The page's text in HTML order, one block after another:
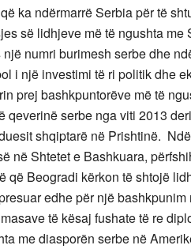
ka ndërmarrë Serbia për të
së lidhjeve më të ngushta
numri burimesh serbe dhe
i një investimi të ri politik dhe
prej bashkpuntorëve më të
qeverinë serbe nga viti 2013
shqiptarë në Prishtinë.
në Shtetet e Bashkuara,
që Beogradi kërkon të shtojë
edhe për një
të kësaj fushate të re
me diasporën serbe në